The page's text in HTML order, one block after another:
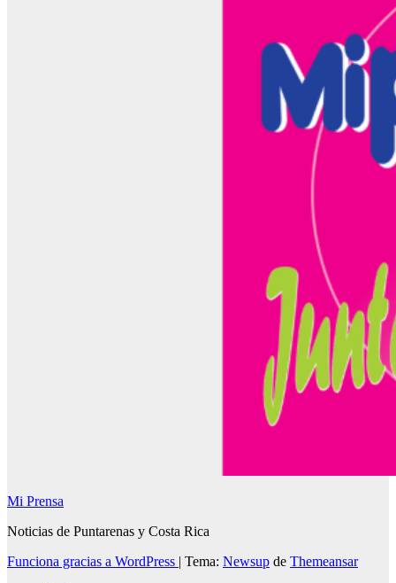
Mi Prensa
Noticias de Puntarenas y Costa Rica
Funciona gracias a WordPress | Tema: Newsup de Themeansar